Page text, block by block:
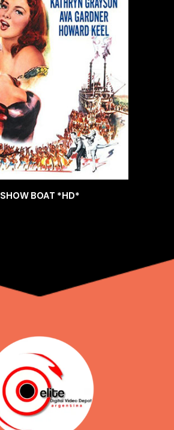
SHOW BOAT *HD*